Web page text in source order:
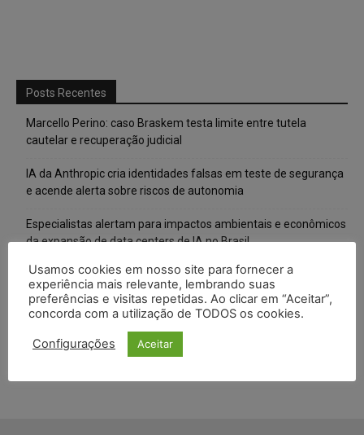
Posts Recentes
Marcello Perino: caso Braskem testa limite entre tutela
cautelar e recuperação judicial
IA da Anthropic cria identidades falsas em teste de segurança
e acende alerta sobre riscos de autonomia
Especialistas alertam para impactos ambientais e econômicos
da expansão de data centers de IA no Brasil
TSE reforça que sistemas das urnas eletrônicas tornam-se
invioláveis após assinatura digital e lacração
STF inicia julgamento sobre constitucionalidade da proibição
dos jogos de azar no Brasil
Usamos cookies em nosso site para fornecer a
experiência mais relevante, lembrando suas
preferências e visitas repetidas. Ao clicar em “Aceitar”,
concorda com a utilização de TODOS os cookies.
Configurações Aceitar